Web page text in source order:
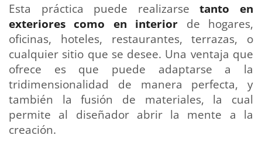
Esta práctica puede realizarsetanto en
exteriores como en interior de hogares,
oficinas, hoteles, restaurantes, terrazas, o
cualquier sitio que se desee. Una ventaja que
ofrece es que puede adaptarse a la
tridimensionalidad de manera perfecta, y
también la fusión de materiales, la cual
permite al diseñador abrir la mente a la
creación.